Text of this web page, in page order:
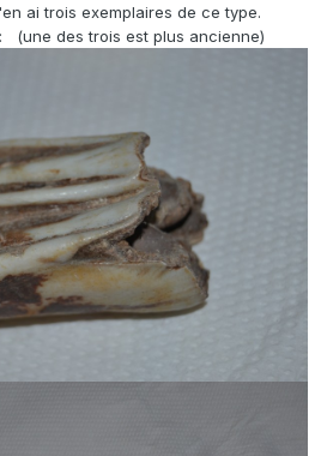
ai trois exemplaires de ce type.
(une des trois est plus ancienne)